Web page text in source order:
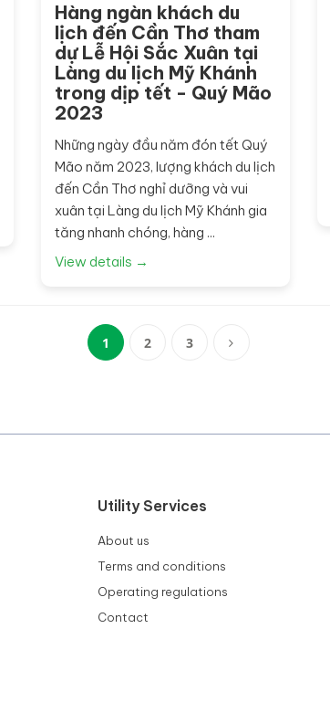
Hàng ngàn khách du
lịch đến Cần Thơ tham
dự Lễ Hội Sắc Xuân tại
Làng du lịch Mỹ Khánh
trong dịp tết - Quý Mão
2023
Những ngày đầu năm đón tết Quý
Mão năm 2023, lượng khách du lịch
đến Cần Thơ nghỉ dưỡng và vui
xuân tại Làng du lịch Mỹ Khánh gia
tăng nhanh chóng, hàng ...
View details →
1(current)
2 3
Utility Services
About us
Terms and conditions
Operating regulations
Contact